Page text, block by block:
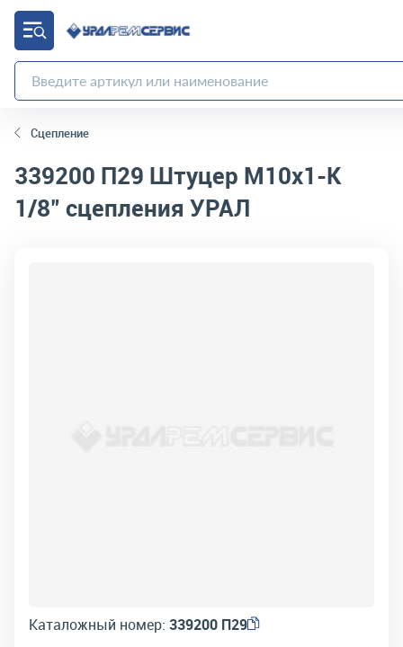
Сцепление
339200 П29 Штуцер М10х1-К
1/8" сцепления УРАЛ
Каталожный номер: 339200 П29